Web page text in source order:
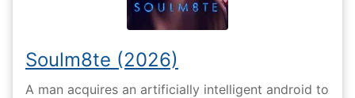
Soulm8te (2026)
A man acquires an artificially intelligent android to